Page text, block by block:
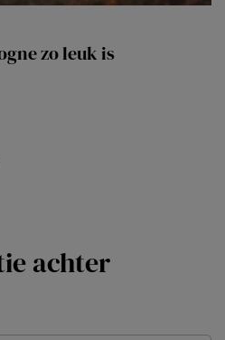
zo leuk is
achter